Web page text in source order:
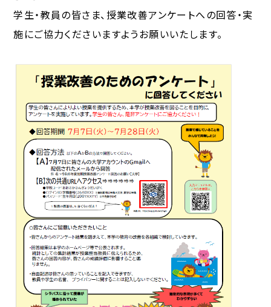
学生・教員の皆さま、授業改善アンケートへの回答・実
施にご協力くださいますようお願いいたします。